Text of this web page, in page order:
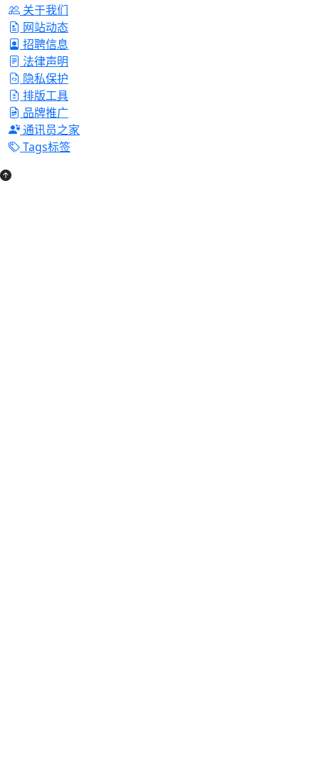
关于我们
网站动态
招聘信息
法律声明
隐私保护
排版工具
品牌推广
通讯员之家
Tags标签